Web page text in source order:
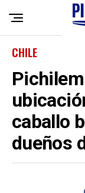
CHILE
caballo
dueños